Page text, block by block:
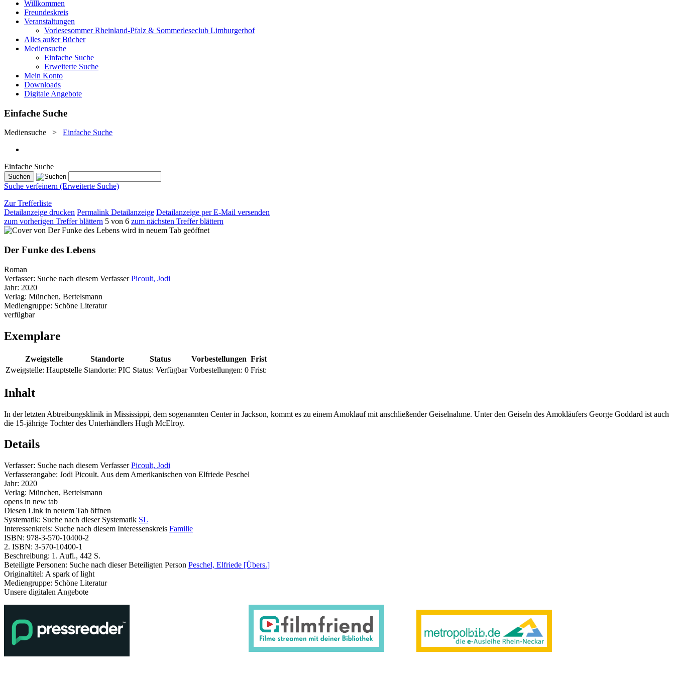
Willkommen
Freundeskreis
Veranstaltungen
Vorlesesommer Rheinland-Pfalz & Sommerleseclub Limburgerhof
Alles außer Bücher
Mediensuche
Einfache Suche
Erweiterte Suche
Mein Konto
Downloads
Digitale Angebote
Einfache Suche
Mediensuche > Einfache Suche
Einfache Suche
Suche verfeinern (Erweiterte Suche)
Zur Trefferliste
Detailanzeige drucken Permalink Detailanzeige Detailanzeige per E-Mail versenden
zum vorherigen Treffer blättern 5 von 6 zum nächsten Treffer blättern
wird in neuem Tab geöffnet
Der Funke des Lebens
Roman
Verfasser: Suche nach diesem Verfasser Picoult, Jodi
Jahr: 2020
Verlag: München, Bertelsmann
Mediengruppe: Schöne Literatur
verfügbar
Exemplare
Zweigstelle Standorte Status Vorbestellungen Frist
Zweigstelle: Hauptstelle Standorte: PIC Status: Verfügbar Vorbestellungen: 0 Frist:
Inhalt
In der letzten Abtreibungsklinik in Mississippi, dem sogenannten Center in Jackson, kommt es zu einem Amoklauf mit anschließender Geiselnahme. Unter den Geiseln des Amokläufers George Goddard ist auch
die 15-jährige Tochter des Unterhändlers Hugh McElroy.
Details
Verfasser: Suche nach diesem Verfasser Picoult, Jodi
Verfasserangabe: Jodi Picoult. Aus dem Amerikanischen von Elfriede Peschel
Jahr: 2020
Verlag: München, Bertelsmann
opens in new tab
Diesen Link in neuem Tab öffnen
Systematik: Suche nach dieser Systematik SL
Interessenkreis: Suche nach diesem Interessenskreis Familie
ISBN: 978-3-570-10400-2
2. ISBN: 3-570-10400-1
Beschreibung: 1. Aufl., 442 S.
Beteiligte Personen: Suche nach dieser Beteiligten Person Peschel, Elfriede [Übers.]
Originaltitel: A spark of light
Mediengruppe: Schöne Literatur
Unsere digitalen Angebote